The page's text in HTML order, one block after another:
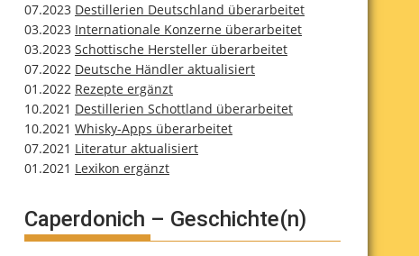
07.2023 Destillerien Deutschland überarbeitet
03.2023 Internationale Konzerne überarbeitet
03.2023 Schottische Hersteller überarbeitet
07.2022 Deutsche Händler aktualisiert
01.2022 Rezepte ergänzt
10.2021 Destillerien Schottland überarbeitet
10.2021 Whisky-Apps überarbeitet
07.2021 Literatur aktualisiert
01.2021 Lexikon ergänzt
Caperdonich – Geschichte(n)